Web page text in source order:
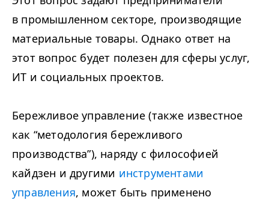
в промышленном секторе, производящие
материальные товары. Однако ответ на
этот вопрос будет полезен для сферы услуг,
ИТ и социальных проектов.
Бережливое управление (также известное
как “методология бережливого
производства”), наряду с философией
кайдзен и другими инструментами
управления, может быть применено